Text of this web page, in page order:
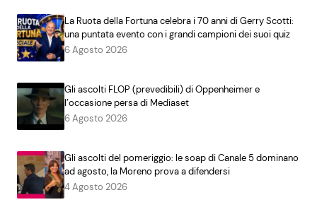
La Ruota della Fortuna celebra i 70 anni di Gerry Scotti:
una puntata evento con i grandi campioni dei suoi quiz
6 Agosto 2026
Gli ascolti FLOP (prevedibili) di Oppenheimer e
l’occasione persa di Mediaset
6 Agosto 2026
Gli ascolti del pomeriggio: le soap di Canale 5 dominano
ad agosto, la Moreno prova a difendersi
4 Agosto 2026